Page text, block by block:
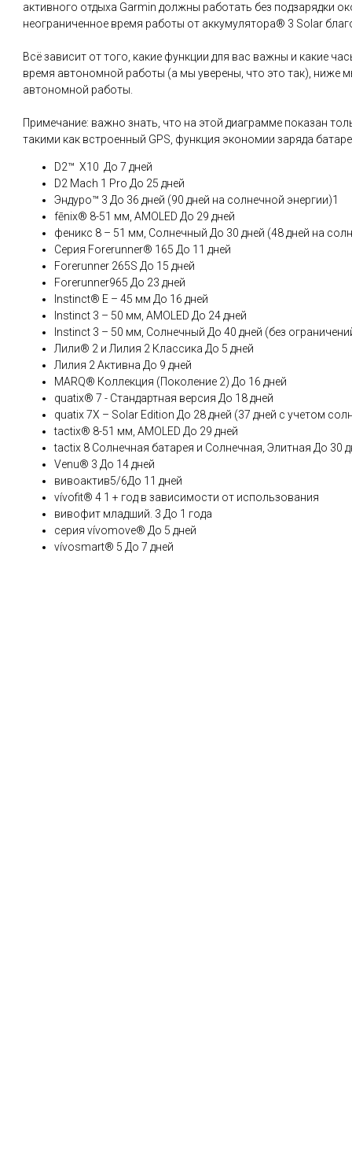
активного отдыха Garmin должны работать без подзарядки
неограниченное время работы от аккумулятора® 3 Solar
Всё зависит от того, какие функции для вас важны и какие
время автономной работы (а мы уверены, что это так), ниже
автономной работы.
Примечание: важно знать, что на этой диаграмме показан
такими как встроенный GPS, функция экономии заряда
D2™ X10 До 7 дней
D2 Mach 1 Pro До 25 дней
Эндуро™ 3 До 36 дней (90 дней на солнечной энергии)1
fēnix® 8-51 мм, AMOLED До 29 дней
феникс 8 – 51 мм, Солнечный До 30 дней (48 дней на
Серия Forerunner® 165 До 11 дней
Forerunner 265S До 15 дней
Forerunner965 До 23 дней
Instinct® E – 45 мм До 16 дней
Instinct 3 – 50 мм, AMOLED До 24 дней
Instinct 3 – 50 мм, Солнечный До 40 дней (без
Лили® 2 и Лилия 2 Классика До 5 дней
Лилия 2 Активна До 9 дней
MARQ® Коллекция (Поколение 2) До 16 дней
quatix® 7 - Стандартная версия До 18 дней
quatix 7X – Solar Edition До 28 дней (37 дней с учетом
tactix® 8-51 мм, AMOLED До 29 дней
tactix 8 Солнечная батарея и Солнечная, Элитная До 30
Venu® 3 До 14 дней
вивоактив5/6До 11 дней
vívofit® 4 1 + год в зависимости от использования
вивофит младший. 3 До 1 года
серия vívomove® До 5 дней
vívosmart® 5 До 7 дней